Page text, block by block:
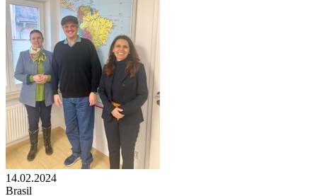
14.02.2024
Brasil